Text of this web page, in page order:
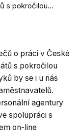
s pokročilou...
o práci v České
s pokročilou
by se i u nás
agentury
spolupráci s
on-line